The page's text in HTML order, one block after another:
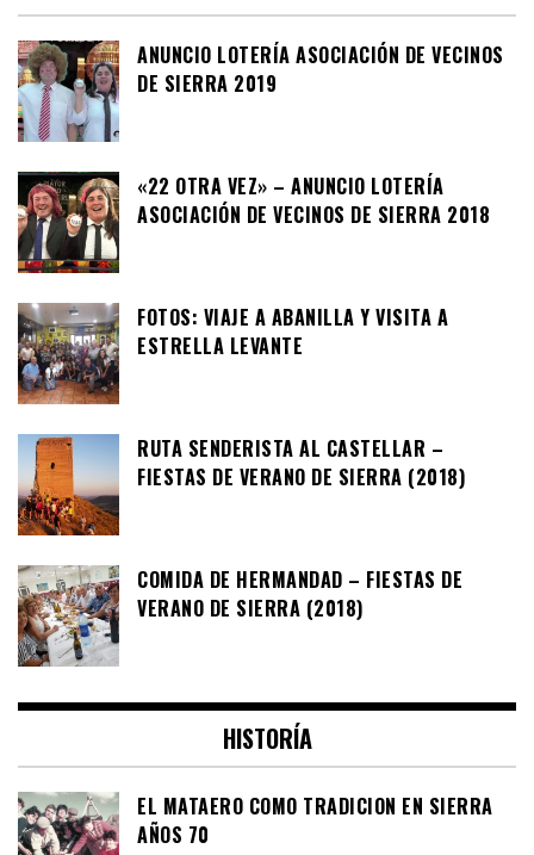
ANUNCIO LOTERÍA ASOCIACIÓN DE VECINOS
DE SIERRA 2019
«22 OTRA VEZ» – ANUNCIO LOTERÍA
ASOCIACIÓN DE VECINOS DE SIERRA 2018
FOTOS: VIAJE A ABANILLA Y VISITA A
ESTRELLA LEVANTE
RUTA SENDERISTA AL CASTELLAR –
FIESTAS DE VERANO DE SIERRA (2018)
COMIDA DE HERMANDAD – FIESTAS DE
VERANO DE SIERRA (2018)
HISTORÍA
EL MATAERO COMO TRADICION EN SIERRA
AÑOS 70